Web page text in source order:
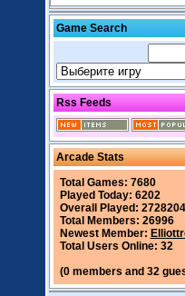
Game Search
Rss Feeds
Arcade Stats
Total Games: 7680
Played Today: 6202
Overall Played:
Total Members: 26996
Newest Member:
Total Users Online: 32
(0 members and 32